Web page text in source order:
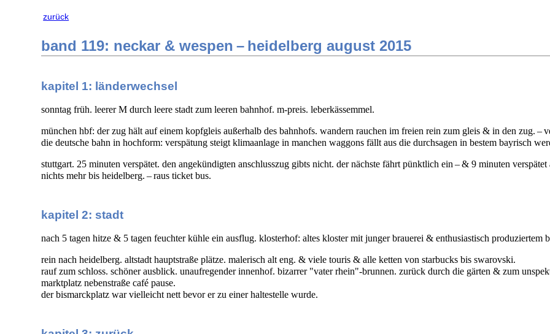
zurück
band 119: neckar & wespen – heidelberg august 2015
kapitel 1: länderwechsel
sonntag früh. leerer M durch leere stadt zum leeren bahnhof. m-preis. leberkässemmel.
münchen hbf: der zug hält auf einem kopfgleis außerhalb des bahnhofs. wandern rauchen im freien rein zum gleis & in den zug. –
die deutsche bahn in hochform: verspätung steigt klimaanlage in manchen waggons fällt aus die durchsagen in bestem bayrisch
stuttgart. 25 minuten verspätet. den angekündigten anschlusszug gibts nicht. der nächste fährt pünktlich ein – & 9 minuten verspätet
nichts mehr bis heidelberg. – raus ticket bus.
kapitel 2: stadt
nach 5 tagen hitze & 5 tagen feuchter kühle ein ausflug. klosterhof: altes kloster mit junger brauerei & enthusiastisch produziertem
rein nach heidelberg. altstadt hauptstraße plätze. malerisch alt eng. & viele touris & alle ketten von starbucks bis swarovski.
rauf zum schloss. schöner ausblick. unaufregender innenhof. bizarrer "vater rhein"-brunnen. zurück durch die gärten & zum
marktplatz nebenstraße café pause.
der bismarckplatz war vielleicht nett bevor er zu einer haltestelle wurde.